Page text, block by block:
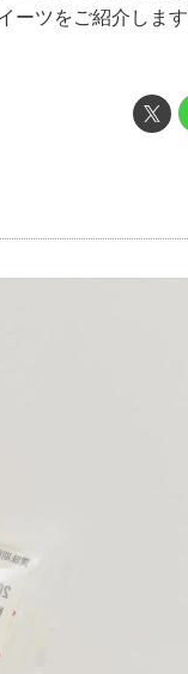
ーツをご紹介します